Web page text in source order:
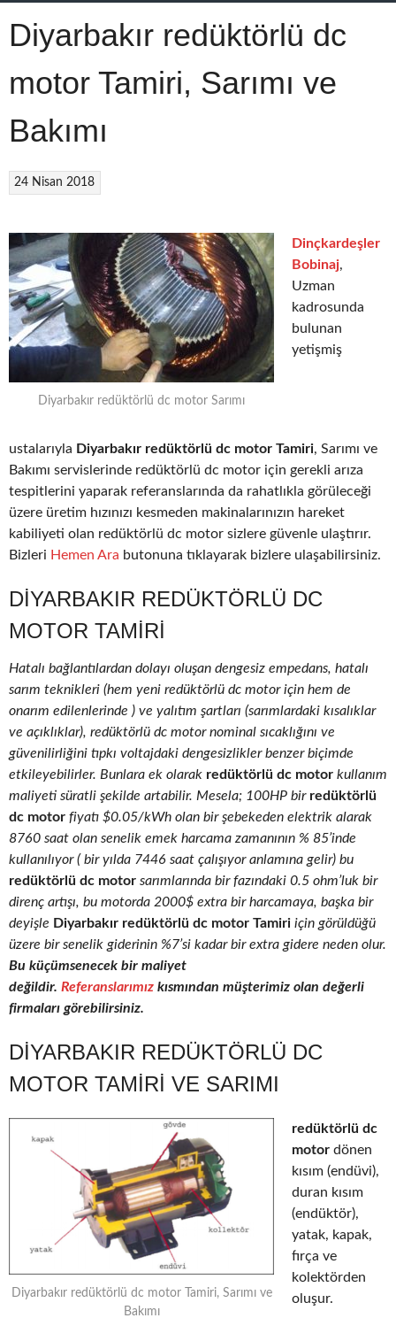
Diyarbakır redüktörlü dc
motor Tamiri, Sarımı ve
Bakımı
24 Nisan 2018
Diyarbakır redüktörlü dc motor Sarımı
Dinçkardeşler
Bobinaj,
Uzman
kadrosunda
bulunan
yetişmiş
ustalarıyla Diyarbakır redüktörlü dc motor Tamiri, Sarımı ve
Bakımı servislerinde redüktörlü dc motor için gerekli arıza
tespitlerini yaparak referanslarında da rahatlıkla görüleceği
üzere üretim hızınızı kesmeden makinalarınızın hareket
kabiliyeti olan redüktörlü dc motor sizlere güvenle ulaştırır.
Bizleri Hemen Ara butonuna tıklayarak bizlere ulaşabilirsiniz.
DIYARBAKIR REDÜKTÖRLÜ DC
MOTOR TAMIRI
Hatalı bağlantılardan dolayı oluşan dengesiz empedans, hatalı
sarım teknikleri (hem yeni redüktörlü dc motor için hem de
onarım edilenlerinde ) ve yalıtım şartları (sarımlardaki kısalıklar
ve açıklıklar), redüktörlü dc motor nominal sıcaklığını ve
güvenilirliğini tıpkı voltajdaki dengesizlikler benzer biçimde
etkileyebilirler. Bunlara ek olarak redüktörlü dc motor kullanım
maliyeti süratli şekilde artabilir. Mesela; 100HP birredüktörlü
dc motor fiyatı $0.05/kWh olan bir şebekeden elektrik alarak
8760 saat olan senelik emek harcama zamanının % 85’inde
kullanılıyor ( bir yılda 7446 saat çalışıyor anlamına gelir) bu
redüktörlü dc motor sarımlarında bir fazındaki 0.5 ohm’luk bir
direnç artışı, bu motorda 2000$ extra bir harcamaya, başka bir
deyişle Diyarbakır redüktörlü dc motor Tamiri için görüldüğü
üzere bir senelik giderinin %7’si kadar bir extra gidere neden olur.
Bu küçümsenecek bir maliyet
değildir. Referanslarımız kısmından müşterimiz olan değerli
firmaları görebilirsiniz.
DIYARBAKIR REDÜKTÖRLÜ DC
MOTOR TAMIRI VE SARIMI
Diyarbakır redüktörlü dc motor Tamiri, Sarımı ve
Bakımı
redüktörlü dc
motor dönen
kısım (endüvi),
duran kısım
(endüktör),
yatak, kapak,
fırça ve
kolektörden
oluşur.